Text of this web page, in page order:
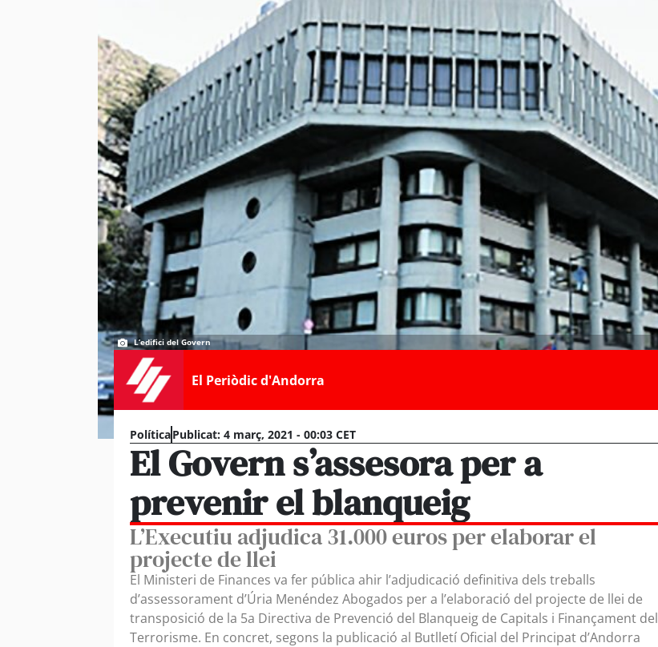
L’edifici del Govern
El Periòdic d'Andorra
PolíticaPublicat: 4 març, 2021 - 00:03 CET
El Govern s’assesora per a
prevenir el blanqueig
L’Executiu adjudica 31.000 euros per elaborar el
projecte de llei
El Ministeri de Finances va fer pública ahir l’adjudicació definitiva dels treballs
d’assessorament d’Úria Menéndez Abogados per a l’elaboració del projecte de llei de
transposició de la 5a Directiva de Prevenció del Blanqueig de Capitals i Finançament del
Terrorisme. En concret, segons la publicació al Butlletí Oficial del Principat d’Andorra